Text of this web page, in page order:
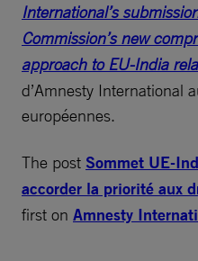
International’s
Commission’s new
approach to EU-India
d’Amnesty International
européennes.
The post Sommet UE-
accorder la priorité aux
first on Amnesty